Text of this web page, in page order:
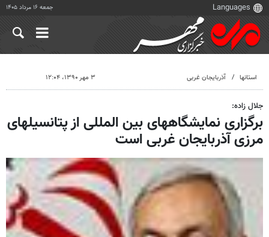
جمعه ۱۶ مرداد ۱۴۰۵
استانها آذربایجان غربی ۳ مهر ۱۳۹۰، ۱۲:۰۴
جلال زاده:
برگزاری نمایشگاههای بین المللی از پتانسیلهای
مرزی آذربایجان غربی است